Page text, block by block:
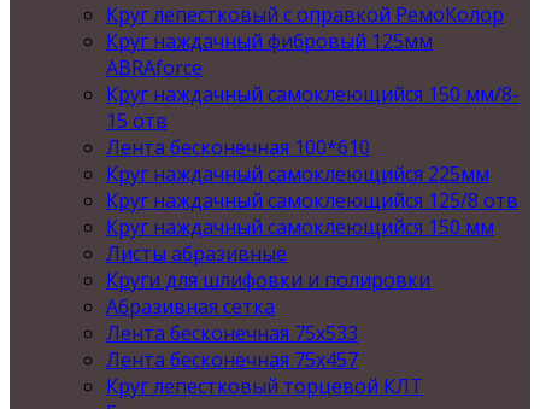
Круг лепестковый с оправкой РемоКолор
Круг наждачный фибровый 125мм
ABRAforce
Круг наждачный самоклеющийся 150 мм/8-
15 отв
Лента бесконечная 100*610
Круг наждачный самоклеющийся 225мм
Круг наждачный самоклеющийся 125/8 отв
Круг наждачный самоклеющийся 150 мм
Листы абразивные
Круги для шлифовки и полировки
Абразивная сетка
Лента бесконечная 75х533
Лента бесконечная 75х457
Круг лепестковый торцевой КЛТ